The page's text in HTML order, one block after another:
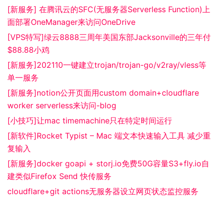
[新服务] 在腾讯云的SFC(无服务器Serverless Function)上
面部署OneManager来访问OneDrive
[VPS特写]绿云8888三周年美国东部Jacksonville的三年付
$88.88小鸡
[新服务]202110一键建立trojan/trojan-go/v2ray/vless等
单一服务
[新服务]notion公开页面用custom domain+cloudflare
worker serverless来访问-blog
[小技巧]让mac timemachine只在特定时间运行
[新软件]Rocket Typist – Mac 端文本快速输入工具 减少重
复输入
[新服务]docker goapi + storj.io免费50G容量S3+fly.io自
建类似Firefox Send 快传服务
cloudflare+git actions无服务器设立网页状态监控服务